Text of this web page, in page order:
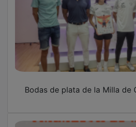
Bodas de plata de la Milla de